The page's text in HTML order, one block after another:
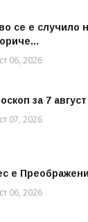
се е случило
06, 2026
за 7 август
07, 2026
е
06, 2026